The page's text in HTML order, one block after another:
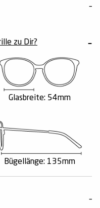
zu Dir?
Glasbreite: 54mm
Bügellänge: 135mm